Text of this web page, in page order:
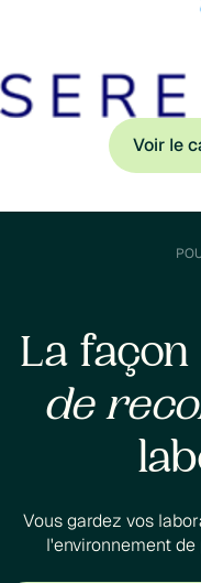
Voir le
La
de
Vous gardez vos
l'environnement